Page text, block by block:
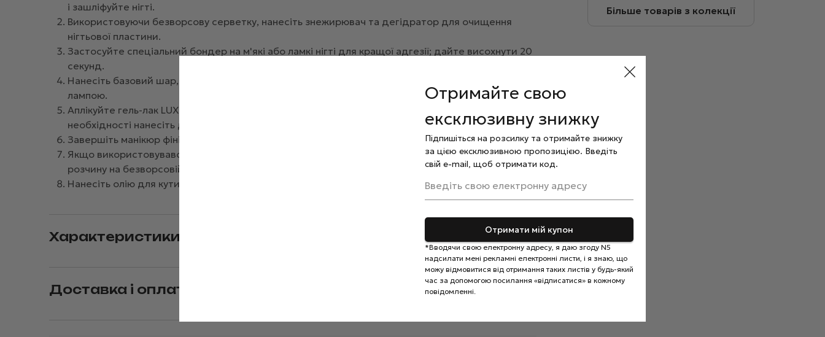
Отримайте свою
ексклюзивну знижку
Підпишіться на розсилку та отримайте знижку
за цією ексклюзивною пропозицією. Введіть
свій e-mail, щоб отримати код.
Введіть свою електронну адресу
Отримати мій купон
*Вводячи свою електронну адресу, я даю згоду N5
надсилати мені рекламні електронні листи, і я знаю, що
можу відмовитися від отримання таких листів у будь-який
час за допомогою посилання «відписатися» в кожному
повідомленні.
і зашліфуйте нігті.
Використовуючи безворсову серветку, нанесіть знежирювач та дегідратор для очищення
нігтьової пластини.
Застосуйте спеціальний бондер на м'які або ламкі нігті для кращої адгезії; дайте висохнути 20
секунд.
Нанесіть базовий шар, запечатайте вільний край і полімеризуйте кожен шар під УФ або LED
лампою.
Аплікуйте гель-лак LUXTON Titan, запечатуючи вільний край і полімеризуйте кожен шар. За
необхідності нанесіть додатковий шар для більш насиченого блиску.
Завершіть манікюр фінішним покриттям, висушіть під лампою.
Якщо використовувався топ з липким шаром, видаліть дисперсію за допомогою спеціального
розчину на безворсовій серветці.
Нанесіть олію для кутикули для догляду і живлення кутикульної зони.
Характеристики
Доставка і оплата
Більше товарів з колекції